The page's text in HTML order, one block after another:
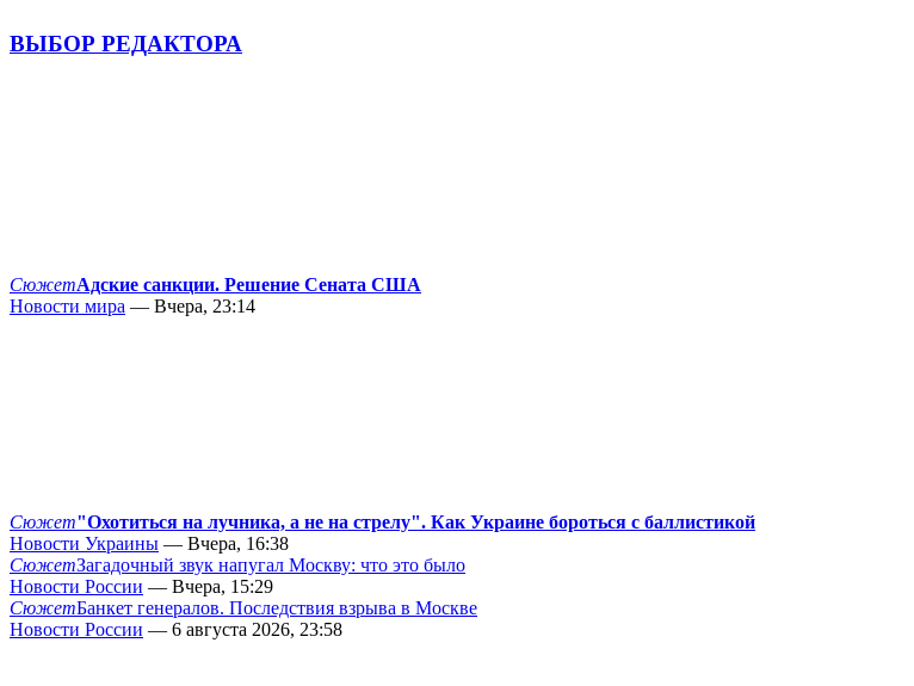
ВЫБОР РЕДАКТОРА
СюжетАдские санкции. Решение Сената США
Новости мира — Вчера, 23:14
Сюжет"Охотиться на лучника, а не на стрелу". Как Украине бороться с баллистикой
Новости Украины — Вчера, 16:38
СюжетЗагадочный звук напугал Москву: что это было
Новости России — Вчера, 15:29
СюжетБанкет генералов. Последствия взрыва в Москве
Новости России — 6 августа 2026, 23:58